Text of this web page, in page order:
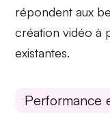
répondent aux
création vidéo à
existantes.
Performance